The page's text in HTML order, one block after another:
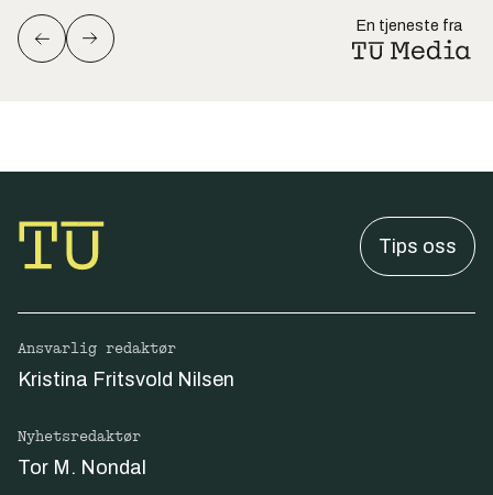
En tjeneste fra
Tips oss
Ansvarlig redaktør
Kristina Fritsvold Nilsen
Nyhetsredaktør
Tor M. Nondal